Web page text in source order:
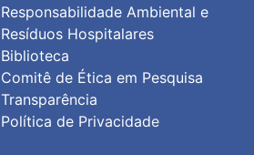
Responsabilidade Ambiental e
Resíduos Hospitalares
Biblioteca
Comitê de Ética em Pesquisa
Transparência
Política de Privacidade